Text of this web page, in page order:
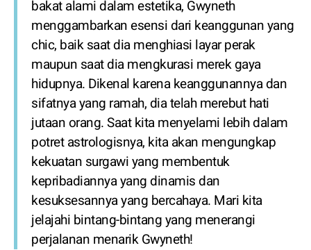
bakat alami dalam estetika, Gwyneth
menggambarkan esensi dari keanggunan yang
chic, baik saat dia menghiasi layar perak
maupun saat dia mengkurasi merek gaya
hidupnya. Dikenal karena keanggunannya dan
sifatnya yang ramah, dia telah merebut hati
jutaan orang. Saat kita menyelami lebih dalam
potret astrologisnya, kita akan mengungkap
kekuatan surgawi yang membentuk
kepribadiannya yang dinamis dan
kesuksesannya yang bercahaya. Mari kita
jelajahi bintang-bintang yang menerangi
perjalanan menarik Gwyneth!